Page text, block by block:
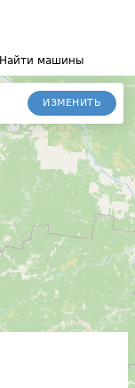
Найти машины
ИЗМЕНИТЬ